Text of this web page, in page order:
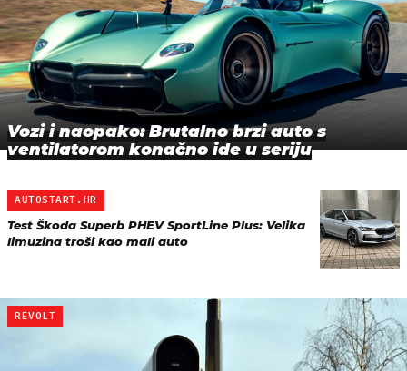
Vozi i naopako: Brutalno brzi auto s
ventilatorom konačno ide u seriju
AUTOSTART.HR
Test Škoda Superb PHEV SportLine Plus: Velika
limuzina troši kao mali auto
REVOLT